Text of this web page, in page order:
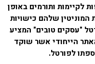
לקיימות ותורמים באופן
שלהם כישויות
"עסקים טובים" המציע
הייחודי אשר שוקד
לפורטל.